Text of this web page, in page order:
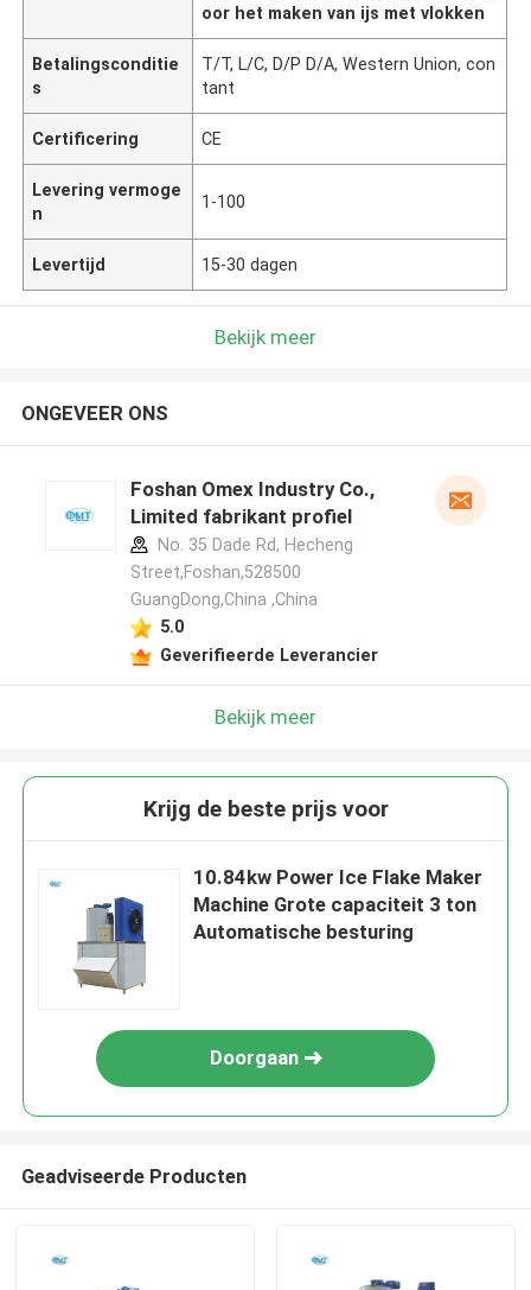
oor het maken van ijs met vlokken
Betalingsconditie
s
T/T, L/C, D/P D/A, Western Union, con
tant
Certificering CE
Levering vermoge
n
1-100
Levertijd 15-30 dagen
Bekijk meer
ONGEVEER ONS
Foshan Omex Industry Co.,
Limited fabrikant profiel
No. 35 Dade Rd, Hecheng
Street,Foshan,528500
GuangDong,China ,China
5.0
Geverifieerde Leverancier
Bekijk meer
Krijg de beste prijs voor
10.84kw Power Ice Flake Maker
Machine Grote capaciteit 3 ton
Automatische besturing
Doorgaan
Geadviseerde Producten